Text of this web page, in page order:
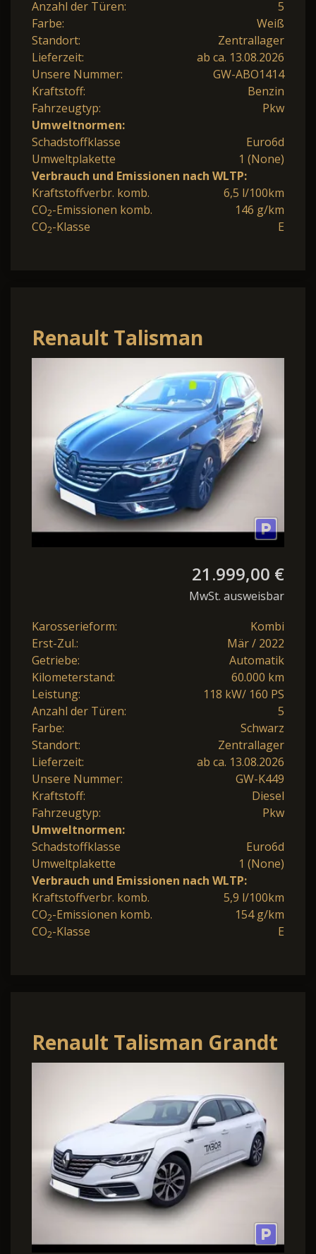
Anzahl der Türen:
5
Farbe:
Weiß
Standort:
Zentrallager
Lieferzeit:
ab ca. 13.08.2026
Unsere Nummer:
GW-ABO1414
Kraftstoff:
Benzin
Fahrzeugtyp:
Pkw
Umweltnormen:
Schadstoffklasse
Euro6d
Umweltplakette
1 (None)
Verbrauch und Emissionen nach WLTP:
Kraftstoffverbr. komb.
6,5 l/100km
CO2-Emissionen komb.
146 g/km
CO2-Klasse E
Renault Talisman
Grandtour 2.0 dCi 160
EDC Intens Nav
21.999,00 €
MwSt. ausweisbar
Karosserieform:
Kombi
Erst-Zul.:
Mär / 2022
Getriebe:
Automatik
Kilometerstand:
60.000 km
Leistung:
118 kW/ 160 PS
Anzahl der Türen:
5
Farbe:
Schwarz
Standort:
Zentrallager
Lieferzeit:
ab ca. 13.08.2026
Unsere Nummer:
GW-K449
Kraftstoff:
Diesel
Fahrzeugtyp:
Pkw
Umweltnormen:
Schadstoffklasse
Euro6d
Umweltplakette
1 (None)
Verbrauch und Emissionen nach WLTP:
Kraftstoffverbr. komb.
5,9 l/100km
CO2-Emissionen komb.
154 g/km
CO2-Klasse E
Renault Talisman Grandt
TCe 160 EDC Zen LED PDC